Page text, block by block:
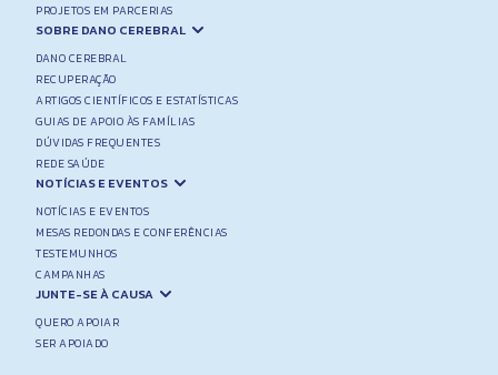
PROJETOS EM PARCERIAS
SOBRE DANO CEREBRAL
DANO CEREBRAL
RECUPERAÇÃO
ARTIGOS CIENTÍFICOS E ESTATÍSTICAS
GUIAS DE APOIO ÀS FAMÍLIAS
DÚVIDAS FREQUENTES
REDE SAÚDE
NOTÍCIAS E EVENTOS
NOTÍCIAS E EVENTOS
MESAS REDONDAS E CONFERÊNCIAS
TESTEMUNHOS
CAMPANHAS
JUNTE-SE À CAUSA
QUERO APOIAR
SER APOIADO